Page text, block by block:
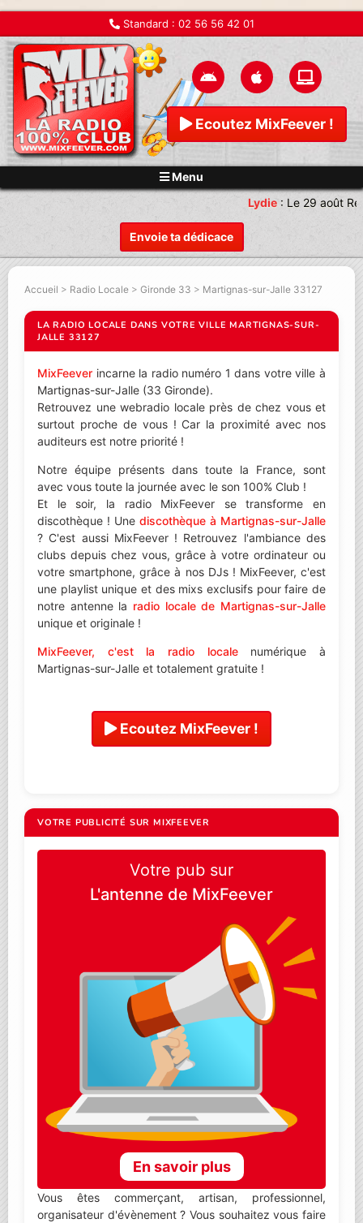
Standard : 02 56 56 42 01
Ecoutez MixFeever !
Menu
Envoie ta dédicace
Lydie: Le 29 août
Accueil > Radio Locale > Gironde 33 > Martignas-sur-Jalle 33127
LA RADIO LOCALE DANS VOTRE VILLE MARTIGNAS-SUR-
JALLE 33127
MixFeever incarne la radio numéro 1 dans votre ville à
Martignas-sur-Jalle (33 Gironde).
Retrouvez une webradio locale près de chez vous et
surtout proche de vous ! Car la proximité avec nos
auditeurs est notre priorité !
Notre équipe présents dans toute la France, sont
avec vous toute la journée avec le son 100% Club !
Et le soir, la radio MixFeever se transforme en
discothèque ! Une discothèque à Martignas-sur-Jalle
? C'est aussi MixFeever ! Retrouvez l'ambiance des
clubs depuis chez vous, grâce à votre ordinateur ou
votre smartphone, grâce à nos DJs ! MixFeever, c'est
une playlist unique et des mixs exclusifs pour faire de
notre antenne la radio locale de Martignas-sur-Jalle
unique et originale !
MixFeever, c'est la radio localenumérique à
Martignas-sur-Jalle et totalement gratuite !
Ecoutez MixFeever !
VOTRE PUBLICITÉ SUR MIXFEEVER
Votre pub sur
L'antenne de MixFeever
En savoir plus
Vous êtes commerçant, artisan, professionnel,
organisateur d'évènement ? Vous souhaitez vous faire